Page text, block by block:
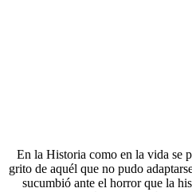
En la Historia como en la vida se
grito de aquél que no pudo
sucumbió ante el horror que la